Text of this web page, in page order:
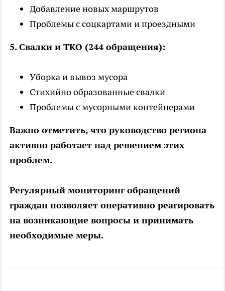
Добавление новых маршрутов
Проблемы с соцкартами и проездными
5. Свалки и ТКО (244 обращения):
Уборка и вывоз мусора
Стихийно образованные свалки
Проблемы с мусорными контейнерами
Важно отметить, что руководство региона
активно работает над решением этих
проблем.
Регулярный мониторинг обращений
граждан позволяет оперативно реагировать
на возникающие вопросы и принимать
необходимые меры.